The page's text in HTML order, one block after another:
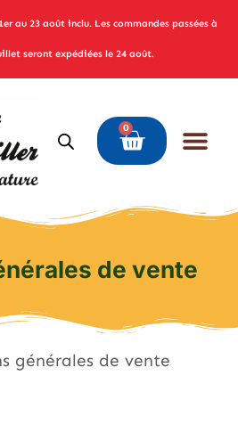
au 23 août inclu. Les commandes passées à
seront expédiées le 24 août.
0
de vente
générales de vente